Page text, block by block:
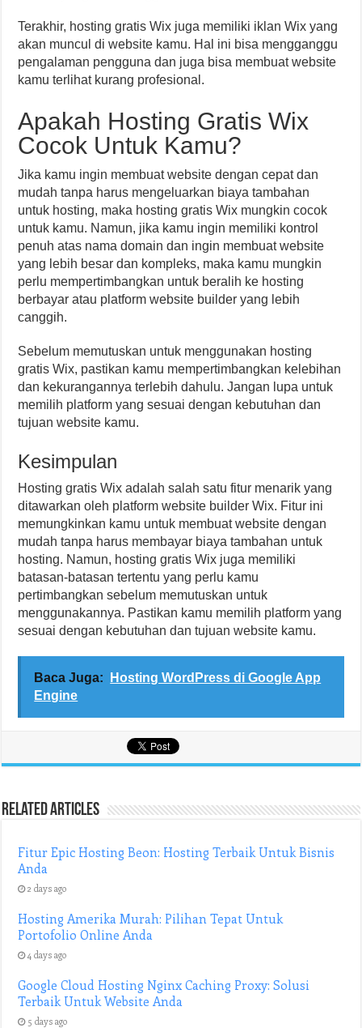
Terakhir, hosting gratis Wix juga memiliki iklan Wix yang
akan muncul di website kamu. Hal ini bisa mengganggu
pengalaman pengguna dan juga bisa membuat website
kamu terlihat kurang profesional.
Apakah Hosting Gratis Wix
Cocok Untuk Kamu?
Jika kamu ingin membuat website dengan cepat dan
mudah tanpa harus mengeluarkan biaya tambahan
untuk hosting, maka hosting gratis Wix mungkin cocok
untuk kamu. Namun, jika kamu ingin memiliki kontrol
penuh atas nama domain dan ingin membuat website
yang lebih besar dan kompleks, maka kamu mungkin
perlu mempertimbangkan untuk beralih ke hosting
berbayar atau platform website builder yang lebih
canggih.
Sebelum memutuskan untuk menggunakan hosting
gratis Wix, pastikan kamu mempertimbangkan kelebihan
dan kekurangannya terlebih dahulu. Jangan lupa untuk
memilih platform yang sesuai dengan kebutuhan dan
tujuan website kamu.
Kesimpulan
Hosting gratis Wix adalah salah satu fitur menarik yang
ditawarkan oleh platform website builder Wix. Fitur ini
memungkinkan kamu untuk membuat website dengan
mudah tanpa harus membayar biaya tambahan untuk
hosting. Namun, hosting gratis Wix juga memiliki
batasan-batasan tertentu yang perlu kamu
pertimbangkan sebelum memutuskan untuk
menggunakannya. Pastikan kamu memilih platform yang
sesuai dengan kebutuhan dan tujuan website kamu.
Baca Juga:
Hosting WordPress di Google App
Engine
Related Articles
Fitur Epic Hosting Beon: Hosting Terbaik Untuk Bisnis
Anda
2 days ago
Hosting Amerika Murah: Pilihan Tepat Untuk
Portofolio Online Anda
4 days ago
Google Cloud Hosting Nginx Caching Proxy: Solusi
Terbaik Untuk Website Anda
5 days ago